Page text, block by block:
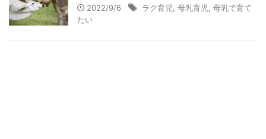
2022/9/6 ラク育児, 母乳育児, 母乳で育て
たい